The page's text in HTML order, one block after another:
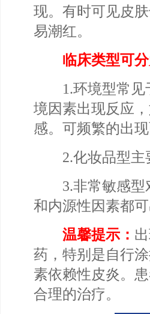
现。有时可见皮
易潮红。
临床类型可分
1.环境型常见
境因素出现反应
感。可频繁的出现
2.化妆品型主
3.非常敏感型
和内源性因素都
温馨提示：
药，特别是自行
素依赖性皮炎。
合理的治疗。